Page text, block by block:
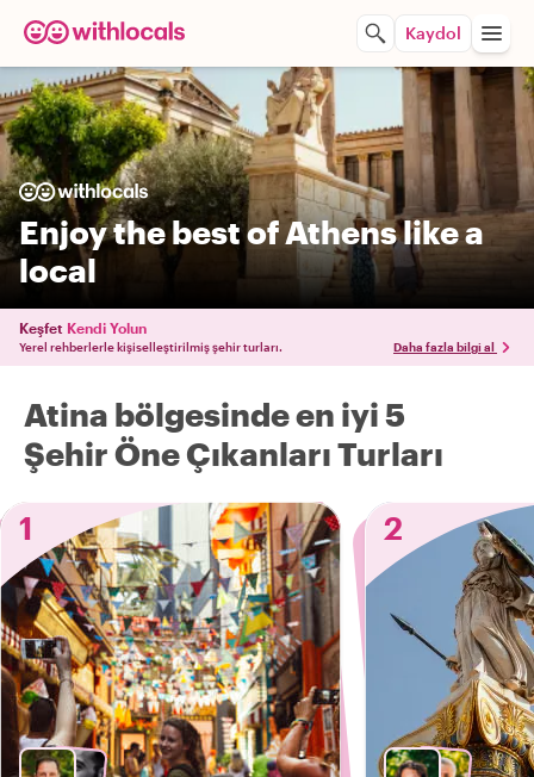
Kaydol
Enjoy the best of Athens like a
local
Keşfet Kendi Yolun
Yerel rehberlerle kişiselleştirilmiş şehir turları. Daha fazla bilgi al
Atina bölgesinde en iyi 5
Şehir Öne Çıkanları Turları
1
2